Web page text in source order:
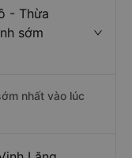
- Thừa
sớm
nhất vào lúc